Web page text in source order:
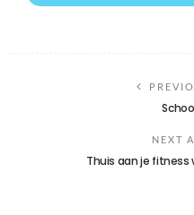
NEXT
Thuis aan je fitness